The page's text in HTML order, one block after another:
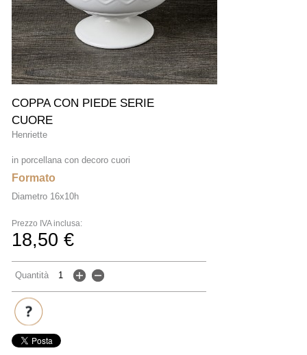
COPPA CON PIEDE SERIE
CUORE
Henriette
in porcellana con decoro cuori
Formato
Diametro 16x10h
Prezzo IVA inclusa:
18,50 €
Quantità